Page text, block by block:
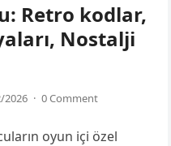
Retro kodlar,
Nostalji
2026 · 0 Comment
oyun içi özel